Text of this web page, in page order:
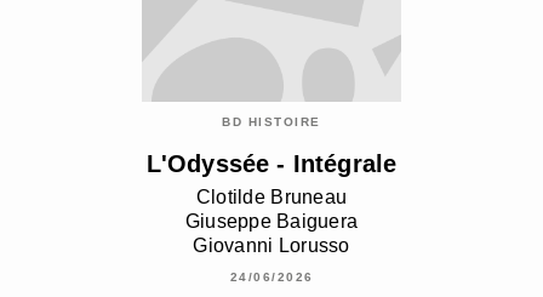
BD HISTOIRE
L'Odyssée - Intégrale
Clotilde Bruneau
Giuseppe Baiguera
Giovanni Lorusso
24/06/2026